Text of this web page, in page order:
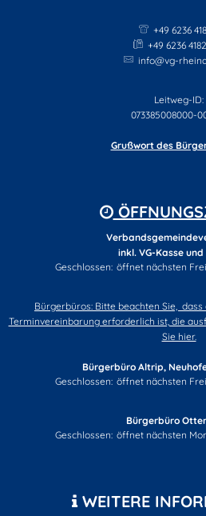
+49 6236
+49 6236
info@vg-
Leitweg-ID:
073385008000-
Grußwort des
inkl. VG-Kasse
Klicken, um weitere Öffnungs-
Geschlossen: öffnet nächsten
Bürgerbüros: Bitte beachten Sie,
Terminvereinbarung erforderlich ist, die
Sie hier.
Bürgerbüro Altrip,
Klicken, um weitere Öffnungs-
Geschlossen: öffnet nächsten
Bürgerbüro
Klicken, um weitere Öffnungs-
Geschlossen: öffnet nächsten
WEITERE